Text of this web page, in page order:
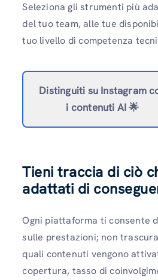
Seleziona gli strumenti più
del tuo team, alle tue
tuo livello di competenza
Distinguiti su Instagram
i contenuti AI 🌟
Tieni traccia di ciò
adattati di
Ogni piattaforma ti consente
sulle prestazioni; non
quali contenuti vengono
copertura, tasso di